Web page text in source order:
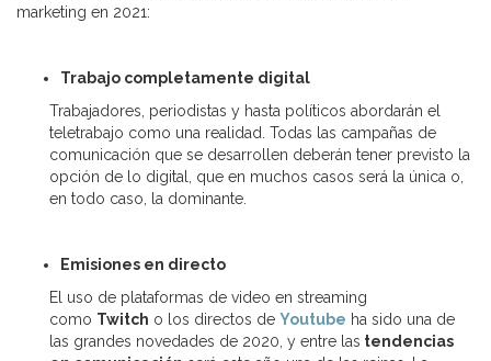
marketing en 2021:
Trabajo completamente digital
Trabajadores, periodistas y hasta políticos abordarán el
teletrabajo como una realidad. Todas las campañas de
comunicación que se desarrollen deberán tener previsto la
opción de lo digital, que en muchos casos será la única o,
en todo caso, la dominante.
Emisiones en directo
El uso de plataformas de video en streaming
como Twitch o los directos de Youtube ha sido una de
las grandes novedades de 2020, y entre las tendencias